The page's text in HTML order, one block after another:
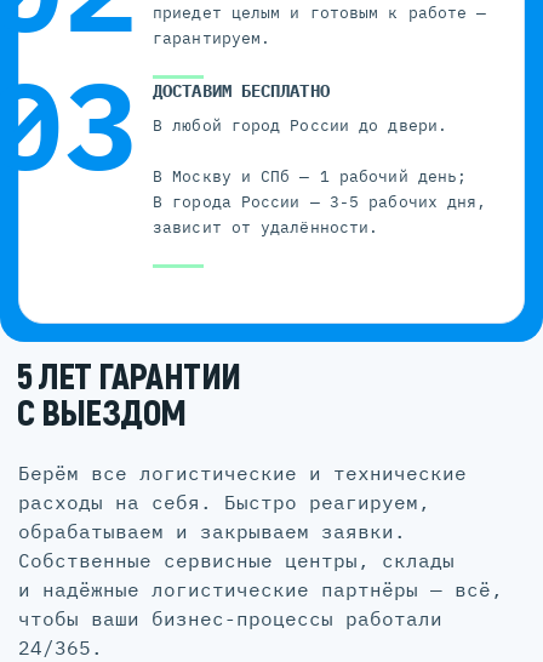
приедет целым и готовым к работе —
гарантируем.
ДОСТАВИМ БЕСПЛАТНО
В любой город России до двери.
В Москву и СПб — 1 рабочий день;
В города России — 3-5 рабочих дня,
зависит от удалённости.
5 ЛЕТ ГАРАНТИИ
С ВЫЕЗДОМ
Берём все логистические и технические
расходы на себя. Быстро реагируем,
обрабатываем и закрываем заявки.
Собственные сервисные центры, склады
и надёжные логистические партнёры — всё,
чтобы ваши бизнес-процессы работали
24/365.